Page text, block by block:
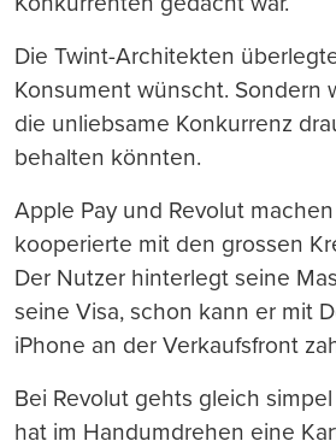
Die Twint-Architekten
Konsument wünscht. Sondern
die unliebsame Konkurrenz
behalten könnten.
Apple Pay und Revolut
kooperierte mit den grossen
Der Nutzer hinterlegt seine
seine Visa, schon kann er mit
iPhone an der Verkaufsfront
Bei Revolut gehts gleich
hat im Handumdrehen eine